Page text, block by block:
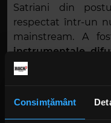
Consimțământ
Satriani din
respectat într-un
mainstream. A
instrumentale
într-un final a
Mai mult, a